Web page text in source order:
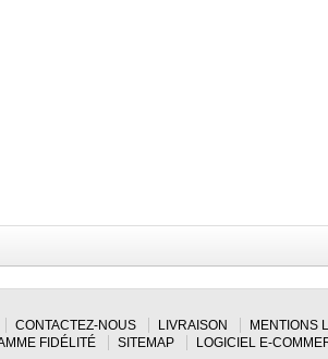
CONTACTEZ-NOUS LIVRAISON MENTIONS
FIDÉLITÉ SITEMAP LOGICIEL E-